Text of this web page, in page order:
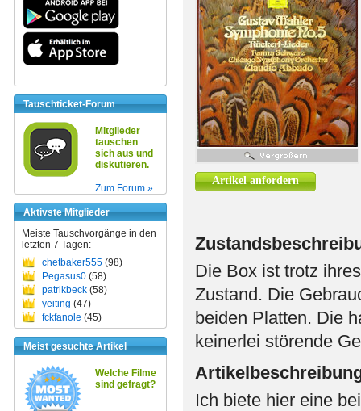
Tauschticket-Forum
Mitglieder
tauschen
sich aus und
diskutieren.
Zum Forum »
Aktivste Mitglieder
Meiste Tauschvorgänge in den
letzten 7 Tagen:
chetbaker555 (98)
Pegasus0 (58)
patrikbeck (58)
yeiting (47)
fckfanole (45)
Meist gesuchte Artikel
Welche Filme
sind gefragt?
Artikel anfordern
Die Box ist trotz
Zustand. Die
beiden Platten. Die
keinerlei störende
Ich biete hier eine